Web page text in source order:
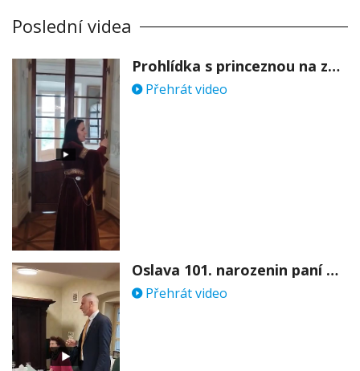
Poslední videa
Prohlídka s princeznou na zámku Stekník
Přehrát video
Oslava 101. narozenin paní Věry Skořepové
Přehrát video